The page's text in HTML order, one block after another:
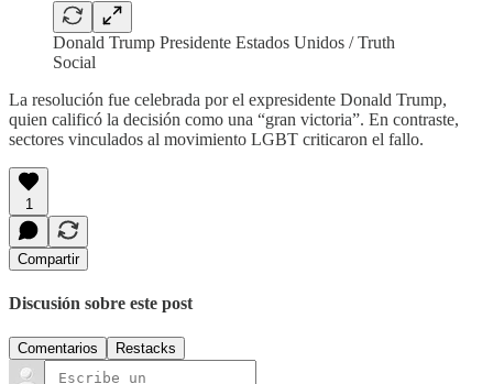
Donald Trump Presidente Estados Unidos / Truth
Social
La resolución fue celebrada por el expresidente Donald Trump,
quien calificó la decisión como una “gran victoria”. En contraste,
sectores vinculados al movimiento LGBT criticaron el fallo.
1
Compartir
Discusión sobre este post
Comentarios Restacks